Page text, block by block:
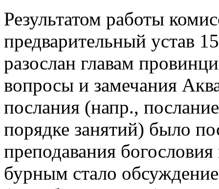
Результатом работы
предварительный устав
разослан главам
вопросы и замечания
послания (напр.,
порядке занятий) было
преподавания
бурным стало